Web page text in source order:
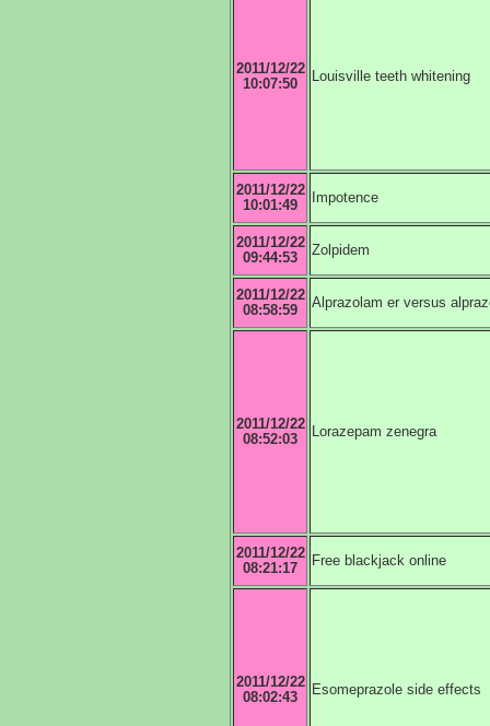
2011/12/22
10:07:50
Louisville teeth whitening
2011/12/22
10:01:49
Impotence
2011/12/22
09:44:53
Zolpidem
2011/12/22
08:58:59
Alprazolam er versus
2011/12/22
08:52:03
Lorazepam zenegra
2011/12/22
08:21:17
Free blackjack online
2011/12/22
08:02:43
Esomeprazole side effects